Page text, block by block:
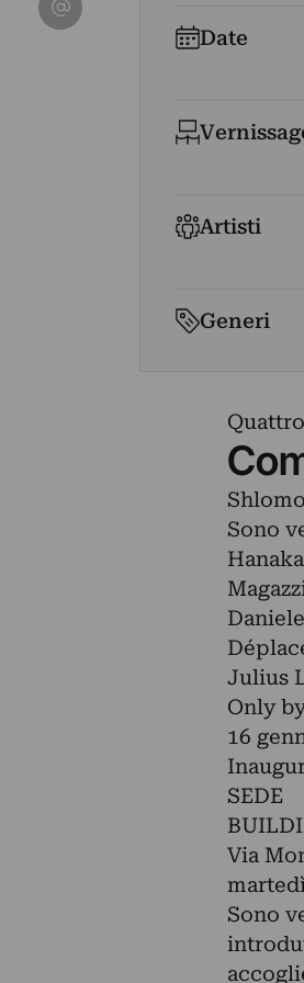
Date
Artisti
Generi
Sono
Julius
Only
16
SEDE
Via
Sono